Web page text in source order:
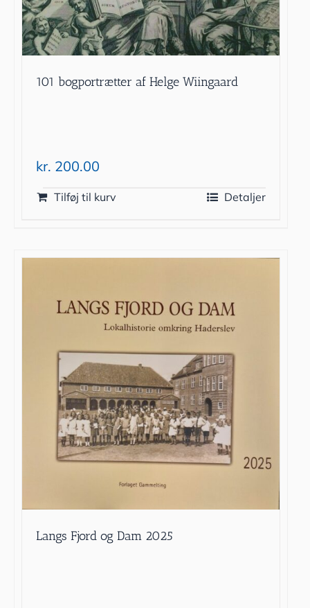
101 bogportrætter af Helge Wiingaard
kr. 200.00
Tilføj til kurv Detaljer
Langs Fjord og Dam 2025